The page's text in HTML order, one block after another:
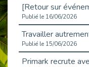
Publié le 16/06/2026
Publié le 15/06/2026